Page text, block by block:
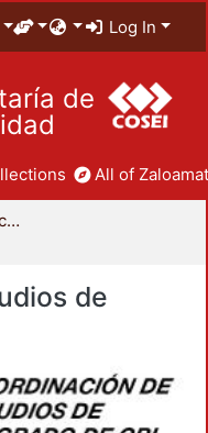
Log In
de
All of
División de Ciencias Básicas e Ingeniería
de